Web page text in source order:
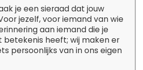
je een sieraad dat jouw
jezelf, voor iemand van wie
aan iemand die je
betekenis heeft; wij maken er
persoonlijks van in ons eigen